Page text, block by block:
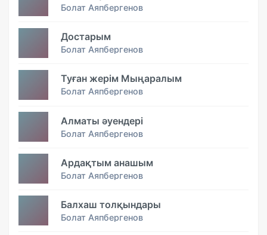
Болат Аяпбергенов
Достарым
Болат Аяпбергенов
Туған жерім Мыңаралым
Болат Аяпбергенов
Алматы әуендері
Болат Аяпбергенов
Ардақтым анашым
Болат Аяпбергенов
Балхаш толқындары
Болат Аяпбергенов